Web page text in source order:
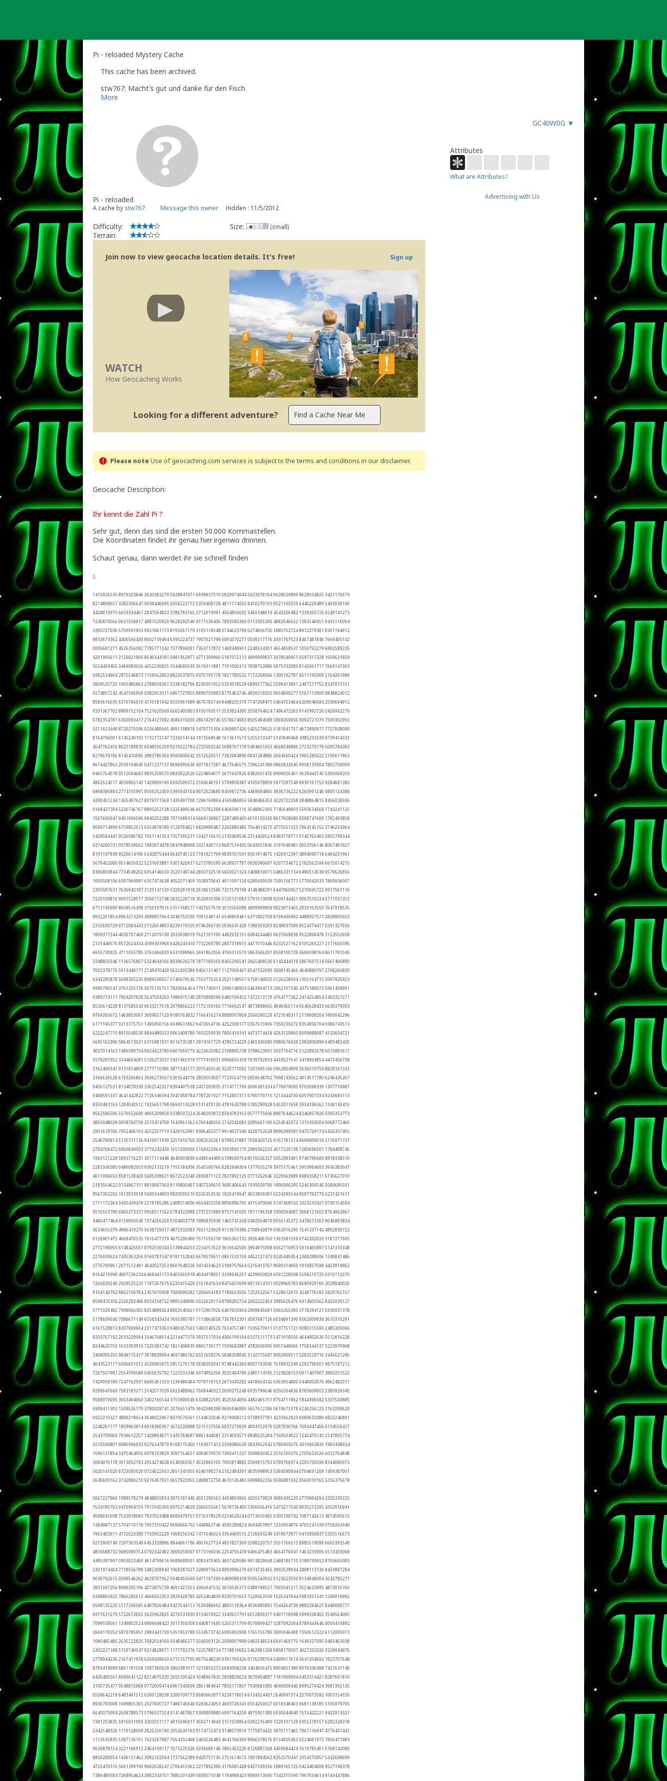
Pi - reloaded Mystery Cache
This cache has been archived.
stw767: Macht's gut und danke für den Fisch
More
GC40W0G ▼
Pi - reloaded
A cache by stw767 Message this owner Hidden : 11/5/2012
Difficulty:
Terrain:
Size: (small)
Join now to view geocache location details. It's free! Sign up
WATCH
How Geocaching Works
Looking for a different adventure?
Please noteUse of geocaching.com services is subject to the terms and conditions in our disclaimer.
Geocache Description:
Ihr kennt die Zahl Pi ?
Sehr gut, denn das sind die ersten 50.000 Kommastellen.
Die Koordinaten findet ihr genau hierirgenwo drinnen.
Schaut genau, dann werdet ihr sie schnell finden
3,
1415926535 8979323846 2643383279 5028841971 6939937510 5820974944 5923078164 0628620899 8628034825 3421170679
8214808651 3282306647 0938446095 5058223172 5359408128 4811174502 8410270193 8521105559 6446229489 5493038196
4428810975 6659334461 2847564823 3786783165 2712019091 4564856692 3460348610 4543266482 1339360726 0249141273
7245870066 0631558817 4881520920 9628292540 9171536436 7892590360 0113305305 4882046652 1384146951 9415116094
3305727036 5759591953 0921861173 8193261179 3105118548 0744623799 6274956735 1885752724 8912279381 8301194912
9833673362 4406566430 8602139494 6395224737 1907021798 6094370277 0539217176 2931767523 8467481846 7669405132
0005681271 4526356082 7785771342 7577896091 7363717872 1468440901 2249534301 4654958537 1050792279 6892589235
4201995611 2129021960 8640344181 5981362977 4771309960 5187072113 4999999837 2978049951 0597317328 1609631859
5024459455 3469083026 4252230825 3344685035 2619311881 7101000313 7838752886 5875332083 8142061717 7669147303
5982534904 2875546873 1159562863 8823537875 9375195778 1857780532 1712268066 1300192787 6611195909 2164201989
3809525720 1065485863 2788659361 5338182796 8230301952 0353018529 6899577362 2599413891 2497217752 8347913151
5574857242 4541506959 5082953311 6861727855 8890750983 8175463746 4939319255 0604009277 0167113900 9848824012
8583616035 6370766010 4710181942 9555961989 4676783744 9448255379 7747268471 0404753464 6208046684 2590694912
9331367702 8989152104 7521620569 6602405803 8150193511 2533824300 3558764024 7496473263 9141992726 0426992279
6782354781 6360093417 2164121992 4586315030 2861829745 5570674983 8505494588 5869269956 9092721079 7509302955
3211653449 8720275596 0236480665 4991198818 3479775356 6369807426 5425278625 5181841757 4672890977 7727938000
8164706001 6145249192 1732172147 7235014144 1973568548 1613611573 5255213347 5741849468 4385233239 0739414333
4547762416 8625189835 6948556209 9219222184 2725502542 5688767179 0494601653 4668049886 2723279178 6085784383
8279679766 8145410095 3883786360 9506800642 2512520511 7392984896 0841284886 2694560424 1965285022 2106611863
0674427862 2039194945 0471237137 8696095636 4371917287 4677646575 7396241389 0865832645 9958133904 7802759009
9465764078 9512694683 9835259570 9825822620 5224894077 2671947826 8482601476 9909026401 3639443745 5305068203
4962524517 4939965143 1429809190 6592509372 2169646151 5709858387 4105978859 5977297549 8930161753 9284681382
6868386894 2774155991 8559252459 5395943104 9972524680 8459872736 4469584865 3836736222 6260991246 0805124388
4390451244 1365497627 8079771569 1435997700 1296160894 4169486855 5848406353 4220722258 2848864815 8456028506
0168427394 5226746767 8895252138 5225499546 6672782398 6456596116 3548862305 7745649803 5593634568 1743241125
1507606947 9451096596 0940252288 7971089314 5669136867 2287489405 6010150330 8617928680 9208747609 1782493858
9009714909 6759852613 6554978189 3129784821 6829989487 2265880485 7564014270 4775551323 7964145152 3746234364
5428584447 9526586782 1051141354 7357395231 1342716610 2135969536 2314429524 8493718711 0145765403 5902799344
0374200731 0578539062 1983874478 0847848968 3321445713 8687519435 0643021845 3191048481 0053706146 8067491927
8191197939 9520614196 6342875444 0643745123 7181921799 9839101591 9561814675 1426912397 4894090718 6494231961
5679452080 9514655022 5231603881 9301420937 6213785595 6638937787 0830390697 9207734672 2182562599 6615014215
0306803844 7734549202 6054146659 2520149744 2850732518 6660021324 3408819071 0486331734 6496514539 0579626856
1005508106 6587969981 6357473638 4052571459 1028970641 4011097120 6280439039 7595156771 5770042033 7869936007
2305587631 7635942187 3125147120 5329281918 2618612586 7321579198 4148488291 6447060957 5270695722 0917567116
7229109816 9091528017 3506712748 5832228718 3520935396 5725121083 5791513698 8209144421 0067510334 6711031412
6711136990 8658516398 3150197016 5151168517 1437657618 3515565088 4909989859 9823873455 2833163550 7647918535
8932261854 8963213293 3089857064 2046752590 7091548141 6549859461 6371802709 8199430992 4488957571 2828905923
2332609729 9712084433 5732654893 8239119325 9746366730 5836041428 1388303203 8249037589 8524374417 0291327656
1809377344 4030707469 2112019130 2033038019 7621101100 4492932151 6084244485 9637669838 9522868478 3123552658
2131449576 8572624334 4189303968 6426243410 7732269780 2807318915 4411010446 8232527162 0105265227 2111660396
6655730925 4711055785 3763466820 6531098965 2691862056 4769312570 5863566201 8558100729 3606598764 8611791045
3348850346 1136576867 5324944166 8039626579 7877185560 8455296541 2665408530 6143444318 5867697514 5661406800
7002378776 5913440171 2749470420 5622305389 9456131407 1127000407 8547332699 3908145466 4645880797 2708266830
6343285878 5698305235 8089330657 5740679545 7163775254 2021149557 6158140025 0126228594 1302164715 5097925923
0990796547 3761255176 5675135751 7829666454 7791745011 2996148903 0463994713 2962107340 4375189573 5961458901
9389713111 7904297828 5647503203 1986915140 2870808599 0480109412 1472213179 4764777262 2414254854 5403321571
8530614228 8137585043 0633217518 2979866223 7172159160 7716692547 4873898665 4949450114 6540628433 6639379003
9769265672 1463853067 3609657120 9180763832 7166416274 8888007869 2560290228 4721040317 2118608204 1900042296
6171196377 9213375751 1495950156 6049631862 9472654736 4252308177 0367515906 7350235072 8354056704 0386743513
6222247715 8915049530 9844489333 0963408780 7693259939 7805419341 4473774418 4263129860 8099888687 4132604721
5695162396 5864573021 6315981931 9516735381 2974167729 4786724229 2465436680 0980676928 2382806899 6400482435
4037014163 1496589794 0924323789 6907069779 4223625082 2168895738 3798623001 5937764716 5122893578 6015881617
5578297352 3344604281 5126272037 3431465319 7777416031 9906655418 7639792933 4419521541 3418994854 4473456738
3162499341 9131814809 2777710386 3877343177 2075456545 3220777092 1201905166 0962804909 2636019759 8828161332
3166636528 6193266863 3606273567 6303544776 2803504507 7723554710 5859548702 7908143562 4014517180 6246436267
9456127531 8134078330 3362542327 8394497538 2437205835 3114771199 2606381334 6776879695 9703098339 1307710987
0408591337 4641442822 7726346594 7047458784 7787201927 7152807317 6790770715 7213444730 6057007334 9243693113
8350493163 1284042512 1925651798 0694113528 0131470130 4781643788 5185290928 5452011658 3934196562 1349143415
9562586586 5570552690 4965209858 0338507224 2648293972 8584783163 0577775606 8887644624 8246857926 0395352773
4803048029 0058760758 2510474709 1643961362 6760449256 2742042083 2085661190 6254543372 1315359584 5068772460
2901618766 7952406163 4252257719 5429162991 9306455377 9914037340 4328752628 8896399587 9475729174 6426357455
2540790914 5135711136 9410911939 3251910760 2082520261 8798531887 7058429725 9167781314 9699009019 2116971737
2784768472 6860849003 3770242429 1651300500 5168323364 3503895170 2989392233 4517220138 1280696501 1784408745
1960121228 5993716231 3017114448 4640903890 6449544400 6198690754 8516026327 5052983491 8740786680 8818338510
2283345085 0486082503 9302133219 7155184306 3545500766 8282949304 1377655279 3975175461 3953984683 3936383047
4611996653 8581538420 5685338621 8672523340 2830871123 2827892125 0771262946 3229563989 8989358211 6745627010
2183564622 0134967151 8819097303 8119800497 3407239610 3685406643 1939509790 1906996395 5245300545 0580685501
9567302292 1913933918 5680344903 9820595510 0226353536 1920419947 4553859381 0234395544 9597783779 0237421617
2711172364 3435439478 2218185286 2408514006 6604433258 8856986705 4315470696 5747458550 3323233421 0730154594
0516553790 6866273337 9958511562 5784322988 2737231989 8757141595 7811196358 3300594087 3068121602 8764962867
4460477464 9159950549 7374256269 0104903778 1986835938 1465741268 0492564879 8556145372 3478673303 9046883834
3634655379 4986419270 5638729317 4872332083 7601123029 9113679386 2708943879 9362016295 1541337142 4892830722
0126901475 4668476535 7616477379 4675200490 7571555278 1965362132 3926406160 1363581559 0742202020 3187277605
2772190055 6148425551 8792530343 5139844253 2234157623 3610642506 3904975008 6562710953 5919465897 5141310348
2276930624 7435363256 9160781547 8181152843 6679570611 0861533150 4452127473 9245449454 2368288606 1340841486
3776700961 2071512491 4043027253 8607648236 3414334623 5189757664 5216413767 9690314950 1910857598 4423919862
9164219399 4907236234 6468441173 9403265918 4044378051 3338945257 4239950829 6591228508 5558215725 0310712570
1266830240 2929525220 1187267675 6220415420 5161841634 8475651699 9811614101 0029960783 8690929160 3028840026
9104140792 8862150784 2451670908 7000699282 1206604183 7180653556 7252532567 5328612910 4248776182 5829765157
9598470356 2226293486 0034158722 9805349896 5022629174 8788202734 2092222453 3985626476 6914905562 8425039127
5771028402 7998066365 8254889264 8802545661 0172967026 6407655904 2909945681 5065265305 3718294127 0336931378
5178609040 7086671149 6558343434 7693385781 7113864558 7367812301 4587687126 6034891390 9562009939 3610310291
6161528813 8437909904 2317473363 9480457593 1493140529 7634757481 1935670911 0137751721 0080315590 2485309066
9203767192 2033229094 3346768514 2214477379 3937517034 4366199104 0337511173 5471918550 4644902636 5512816228
8244625759 1633303910 7225383742 1821408835 0865739177 1509682887 4782656995 9957449066 1758344137 5223970968
3408005355 9849175417 3818839994 4697486762 6551658276 5848358845 3142775687 9002909517 0283529716 3445621296
4043523117 6006651012 4120065975 5851276178 5838292041 9748442360 8007193045 7618932349 2292796501 9875187212
7267507981 2554709589 0455635792 1221033346 6974992356 3025494780 2490114195 2123828153 0911407907 3860251522
7429958180 7247162591 6685451333 1239480494 7079119153 2673430282 4418604142 6363954800 0448002670 4962482017
9289647669 7583183271 3142517029 6923488962 7668440323 2609275249 6035799646 9256504936 8183609003 2380929345
9588970695 3653494060 3402166544 3755890045 6328822505 4525564056 4482465151 8754711962 1844396582 5337543885
6909411303 1509526179 3780029741 2076651479 3942590298 9695946995 5657612186 5619673378 6236256125 2163208628
6922210327 4889218654 3648022967 8070576561 5144632046 9279068212 0738837781 4233562823 6089632080 6822246801
2248261177 1858963814 0918390367 3672220888 3215137556 0037279839 4004152970 0287830766 7094447456 0134556417
2543709069 7939612257 1429894671 5435784687 8861444581 2314593571 9849225284 7160504922 1242470141 2147805734
5510500801 9086996033 0276347870 8108175450 1193071412 2339086639 3833952942 5786905076 4310063835 1983438934
1596131854 3475464955 6978103829 3097164651 4384070070 7360411237 3599843452 2516105070 2705623526 6012764848
3084076118 3013052793 2054274628 6540360367 4532865105 7065874882 2569815793 6789766974 2205750596 8344086973
5020141020 6723585020 0724522563 2651341055 9240190274 2162484391 4035998953 5394590944 0704691209 1409387001
2645600162 3742880210 9276457931 0657922955 2498872758 4610126483 6999892256 9596881592 0560010165 5256375678
5667227966 1988578279 4848855834 3975187445 4551296563 4434803966 4205579829 3680435220 2770984294 2325330225
7634180703 9476994159 7915945300 6975214829 3366555661 5678736400 5366656416 5473217043 9035213295 4352916941
4599041608 7532018683 7937023488 8689479151 0716378529 0234529244 0773659495 6305100742 1087142613 4974595615
1384987137 5704710178 7957310422 9690666702 1449863746 4595280824 3694457897 7233004876 4765241339 0759204340
1963403911 4732023380 7150952220 1068256342 7471646024 3354400515 2126693249 3419673977 0415956837 5355516673
0273900749 7297363549 6453328886 9844061196 4961627734 4951827369 5588220757 3551766515 8985519098 6665393549
4810688732 0685990754 0792342402 3009259007 0173196036 2254756478 9406475483 4664776041 1463233905 6513433068
4495397907 0903023460 4614709616 9688688501 4083470405 4607429586 9913829668 2468185710 3188790652 8703665083
2431974404 7718556789 3482308943 1068287027 2280973624 8093996270 6074726455 3992539944 2808113736 9433887294
0630792615 9599546262 4629707062 5948455690 3471197299 6409089418 0595343932 5123623550 8134949004 3642785271
3831591256 8989295196 4272875739 4691427253 4366941532 3610045373 0488198551 7065941217 3524625895 4873016760
0298865925 7866285612 4966552353 3829428785 4253404830 8330701653 7228563559 1525347844 5981831341 1290019992
0598135220 5117336585 6407826484 9427644113 7639386692 4803118364 4536985891 7544264739 9882284621 8449008777
6977631279 5722672655 5625962825 4276531830 0134070922 3343657791 6012809317 9401718598 5999338492 3549564005
7099558561 1349802524 9906698423 3017350358 0440811685 5265311709 9570899427 3287092584 8789443646 0050410892
2669178352 5870785951 2983441729 5351953788 5534573742 6085902908 1765155780 3905946408 7350612322 6112009373
1080485485 2635722825 7682034160 5048466277 5045003126 2008007998 0492548534 6941469775 1649327095 0493463938
2432227188 5159740547 0214828971 1177792376 1225788734 7718819682 5462981268 6858170507 4027255026 3329044976
2778944236 2167411918 6269439650 6715157795 8675648239 9391760426 0176338704 5499017614 3641204692 1823707648
8783419689 6861181558 1587360629 3860381017 1215855272 6683008238 3404656475 8804051380 8016336388 7421637140
6435495561 8689641122 8214075330 2655100424 1048967835 2858829024 3670904887 1181909094 9453314421 8287661810
3100735477 0549815968 0772009474 6961343609 2861484941 7850171807 7930681085 4690009445 8995279424 3981392135
0558642219 6483491512 6390128038 3200109773 8680662877 9239718014 6134324457 2640097374 2570073592 1003154150
8936793008 1699805365 2027600727 7496745840 0283624053 4603726341 6554259027 6018348403 0681138185 5105979705
6640075094 2608788573 5796037324 5141467867 0368809880 6097164258 4975951380 6930944940 1515422221 9432913021
7391253835 5915031003 3303251117 4915696917 4502714943 3151558854 0392216409 7229101129 0355218157 6282328318
2342548326 1119128009 2825256190 2052630163 9114772473 3148573910 7775874425 3876117465 7867116941 4776421441
1112635835 5387136101 1023267987 7564102468 2403226483 4641766369 8066378576 8134920453 0224081972 7856471983
9630878154 3221166912 2464159117 7673225326 4335686146 1865452226 8126887268 4459684424 1610785401 6768142080
8850280054 1436131462 3082102594 1737562389 9420757136 2751674573 1891894562 8352570441 3354375857 5342698699
4725470316 5661399199 9682628247 2706413362 2217892390 3176085428 9437339356 1889165125 0424404008 9527198378
7386480584 7268954624 3882343751 7885201439 5600571048 1194988423 9060613695 7342315590 7967034614 9143447886
Attributes
What are Attributes?
Advertising with Us